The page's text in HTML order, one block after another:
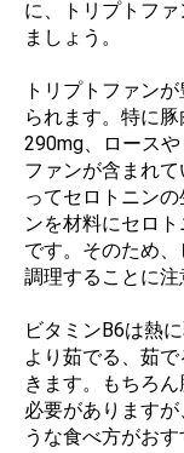
に、トリプトフ
ましょう。
トリプトファン
られます。特に
290mg、ロース
ファンが含まれ
ってセロトニン
ンを材料にセロ
です。そのため
調理することに注
ビタミンB6は熱
より茹でる、茹
きます。もちろ
必要があります
うな食べ方がおす